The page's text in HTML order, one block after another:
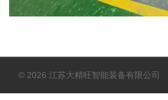
© 2026 江苏大精旺智能装备有限公司